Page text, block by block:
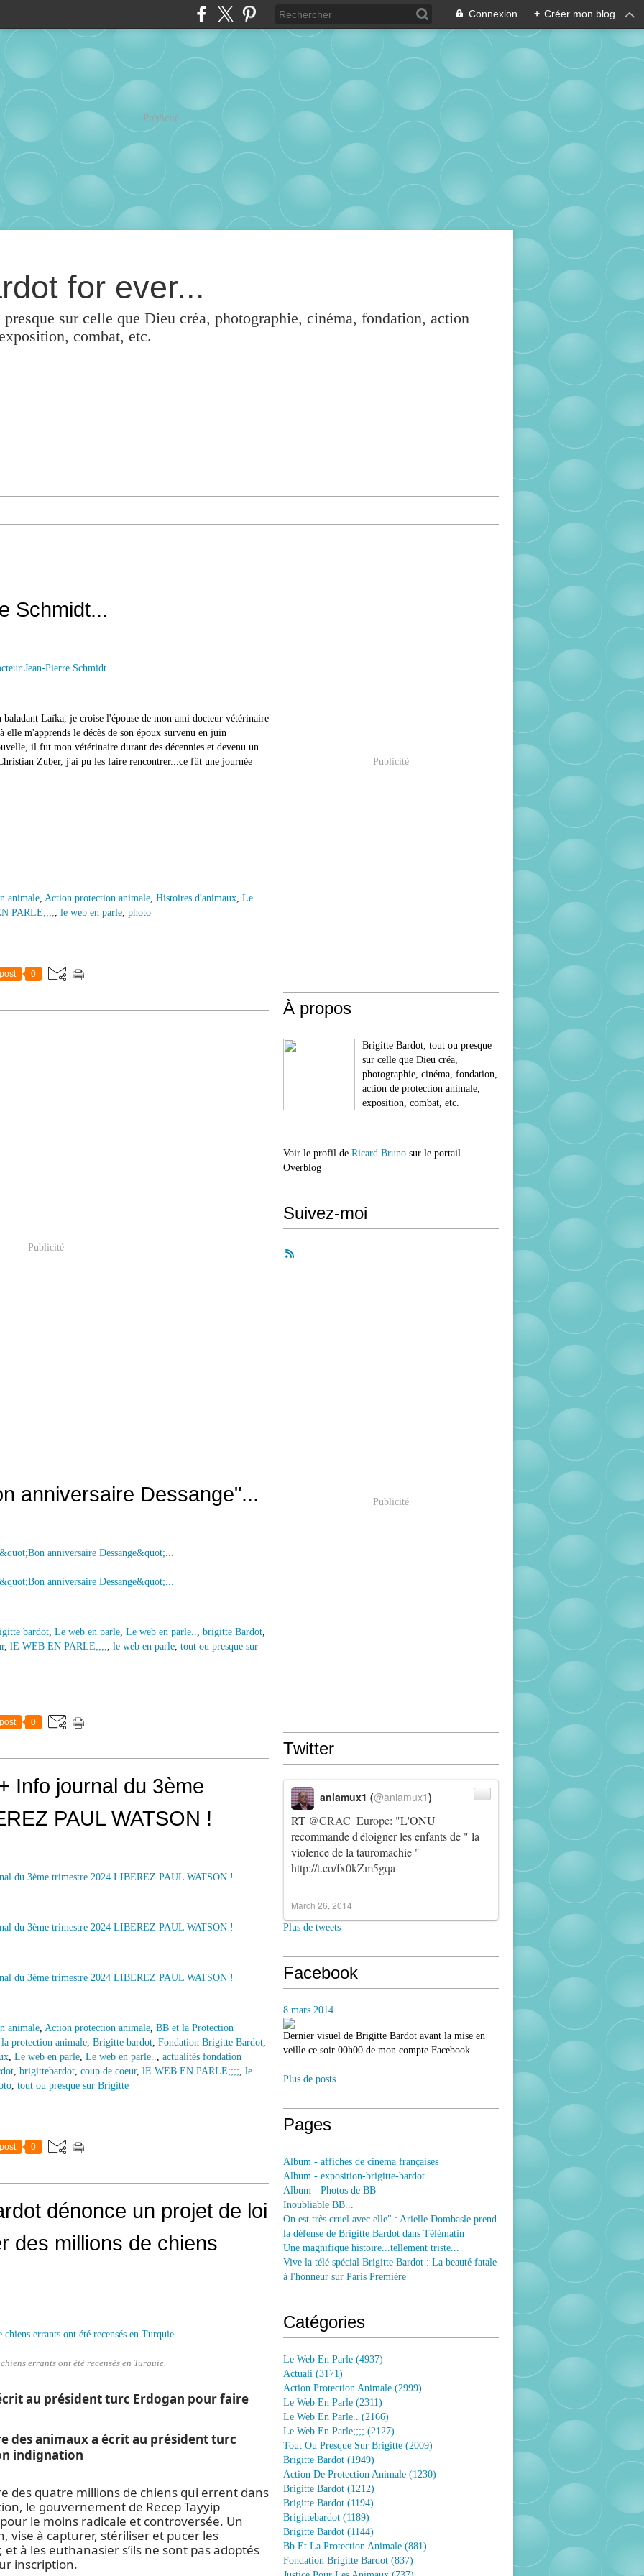
Connexion + Créer mon blog
Publicité
for ever...
sur celle que Dieu créa, photographie, cinéma, fondation, action
combat, etc.
Schmidt...
Laïka, je croise l'épouse de mon ami docteur vétérinaire
m'apprends le décès de son époux survenu en juin
il fut mon vétérinaire durant des décennies et devenu un
Zuber, j'ai pu les faire rencontrer...ce fût une journée
animale, Action protection animale, Histoires d'animaux, Le
PARLE;;;;, le web en parle, photo
0
Publicité
anniversaire Dessange"...
bardot, Le web en parle, Le web en parle.., brigitte Bardot,
, lE WEB EN PARLE;;;;, le web en parle, tout ou presque sur
0
Info journal du 3ème
PAUL WATSON !
animale, Action protection animale, BB et la Protection
protection animale, Brigitte bardot, Fondation Brigitte Bardot,
, Le web en parle, Le web en parle.., actualités fondation
, brigittebardot, coup de coeur, lE WEB EN PARLE;;;;, le
, tout ou presque sur Brigitte
0
dénonce un projet de loi
des millions de chiens
errants ont été recensés en Turquie.
au président turc Erdogan pour faire
des animaux a écrit au président turc
indignation
des quatre millions de chiens qui errent dans
le gouvernement de Recep Tayyip
le moins radicale et controversée. Un
vise à capturer, stériliser et pucer les
à les euthanasier s’ils ne sont pas adoptés
inscription.
Publicité
À propos
Brigitte Bardot, tout ou presque
sur celle que Dieu créa,
photographie, cinéma, fondation,
action de protection animale,
exposition, combat, etc.
Voir le profil de Ricard Bruno sur le portail
Overblog
Suivez-moi
Publicité
Twitter
RT @CRAC_Europe: "L'ONU
recommande d'éloigner les enfants de " la
violence de la tauromachie "
http://t.co/fx0kZm5gqa
aniamux1 (@aniamux1)
March 26, 2014
Plus de tweets
Facebook
8 mars 2014
Dernier visuel de Brigitte Bardot avant la mise en
veille ce soir 00h00 de mon compte Facebook...
Plus de posts
Pages
Album - affiches de cinéma françaises
Album - exposition-brigitte-bardot
Album - Photos de BB
Inoubliable BB...
On est très cruel avec elle" : Arielle Dombasle prend
la défense de Brigitte Bardot dans Télématin
Une magnifique histoire...tellement triste...
Vive la télé spécial Brigitte Bardot : La beauté fatale
à l'honneur sur Paris Première
Catégories
Le Web En Parle (4937)
Actuali (3171)
Action Protection Animale (2999)
Le Web En Parle (2311)
Le Web En Parle.. (2166)
Le Web En Parle;;;; (2127)
Tout Ou Presque Sur Brigitte (2009)
Brigitte Bardot (1949)
Action De Protection Animale (1230)
Brigitte Bardot (1212)
Brigitte Bardot (1194)
Brigittebardot (1189)
Brigitte Bardot (1144)
Bb Et La Protection Animale (881)
Fondation Brigitte Bardot (837)